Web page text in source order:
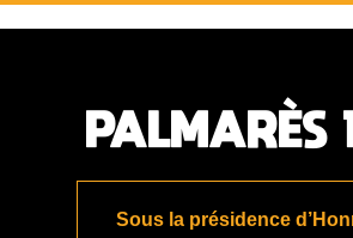
PALMARÈS
Sous la présidence